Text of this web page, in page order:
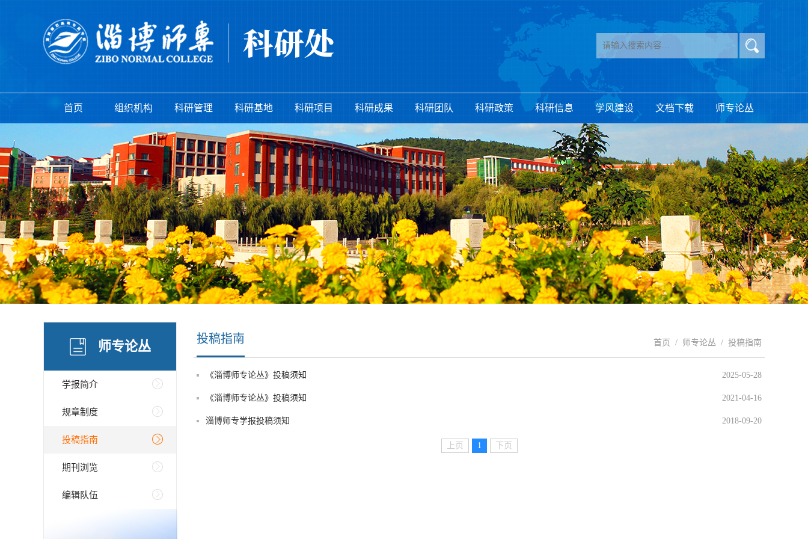
首页 组织机构 科研管理 科研基地 科研项目 科研成果 科研团队 科研政策 科研信息 学风建设 文档下载 师专论丛
师专论丛
学报简介
规章制度
投稿指南
期刊浏览
编辑队伍
投稿指南 首页 / 师专论丛 / 投稿指南
《淄博师专论丛》投稿须知 2025-05-28
《淄博师专论丛》投稿须知 2021-04-16
淄博师专学报投稿须知 2018-09-20
上页 1 下页